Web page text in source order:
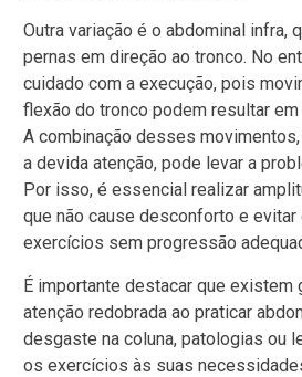
Outra variação é o abdominal infra,
pernas em direção ao tronco. No
cuidado com a execução, pois
flexão do tronco podem resultar em
A combinação desses
a devida atenção, pode levar a
Por isso, é essencial realizar
que não cause desconforto e
exercícios sem progressão
É importante destacar que existem
atenção redobrada ao praticar
desgaste na coluna, patologias ou
os exercícios às suas